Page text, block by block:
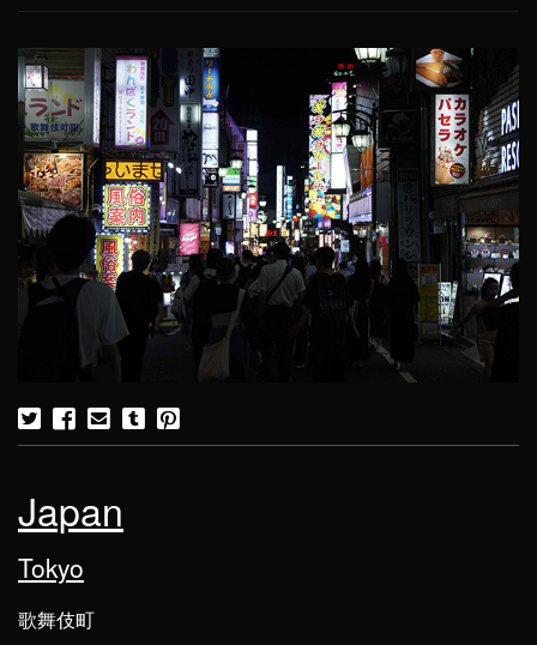
Japan
Tokyo
歌舞伎町